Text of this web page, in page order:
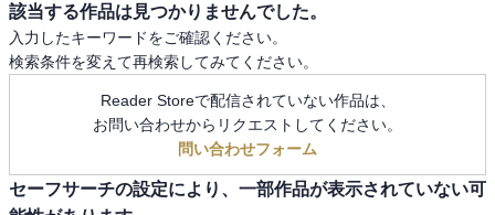
該当する作品は見つかりませんでした。
入力したキーワードをご確認ください。
検索条件を変えて再検索してみてください。
Reader Storeで配信されていない作品は、
お問い合わせからリクエストしてください。
問い合わせフォーム
セーフサーチの設定により、一部作品が表示されていない可